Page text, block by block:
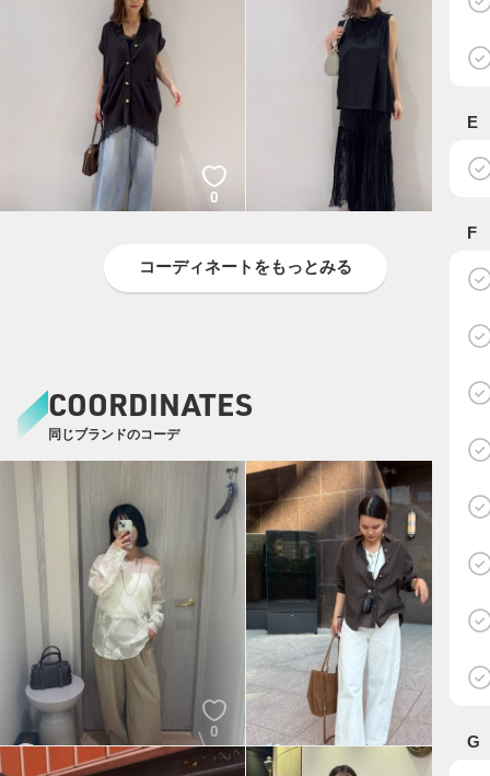
E
F
G
0
コーディネートをもっとみる
COORDINATES
同じブランドのコーデ
チサト🐸
LOUNGEDRESS
0
YOTSUMOTO 165cm
LOUNGEDRESS